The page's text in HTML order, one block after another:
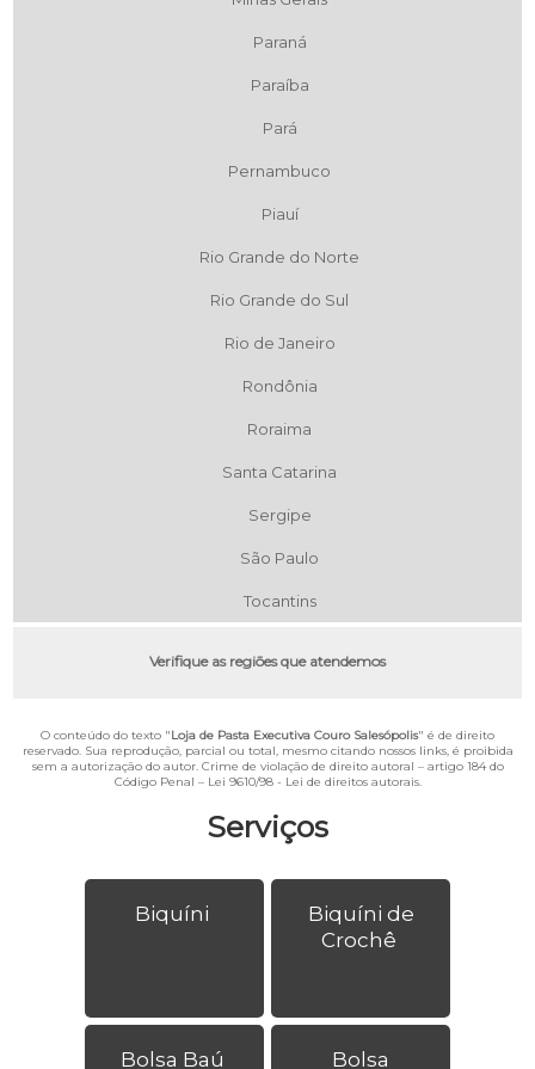
Serviços
Biquíni
Biquíni de
Crochê
Bolsa Baú Bolsa
Paraná
Paraíba
Pará
Pernambuco
Piauí
Rio Grande do Norte
Rio Grande do Sul
Rio de Janeiro
Rondônia
Roraima
Santa Catarina
Sergipe
São Paulo
Tocantins
Verifique as regiões que atendemos
O conteúdo do texto "Loja de Pasta Executiva Couro Salesópolis" é de direito
reservado. Sua reprodução, parcial ou total, mesmo citando nossos links, é proibida
sem a autorização do autor. Crime de violação de direito autoral – artigo 184 do
Código Penal – Lei 9610/98 - Lei de direitos autorais.